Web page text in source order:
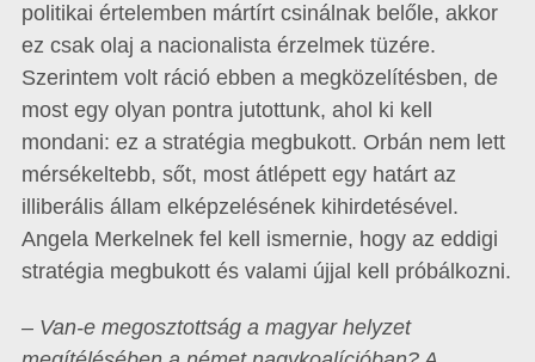
politikai értelemben mártírt csinálnak belőle, akkor
ez csak olaj a nacionalista érzelmek tüzére.
Szerintem volt ráció ebben a megközelítésben, de
most egy olyan pontra jutottunk, ahol ki kell
mondani: ez a stratégia megbukott. Orbán nem lett
mérsékeltebb, sőt, most átlépett egy határt az
illiberális állam elképzelésének kihirdetésével.
Angela Merkelnek fel kell ismernie, hogy az eddigi
stratégia megbukott és valami újjal kell próbálkozni.
– Van-e megosztottság a magyar helyzet